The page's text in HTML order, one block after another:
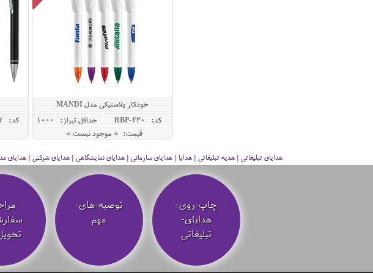
خودکار پلاستیکی مدل MANDI
کد: RBP-430
حداقل تيراژ: 1000
قیمت: « موجود نیست »
کد: GBP-P127
هدایای تبلیغاتی | هدیه تبلیغاتی | هدایا | هدایای سازمانی | هدایای نمایشگاهی | هدایای شرکتی |
چاپ-روی-
هدایای-
تبلیغاتی
توصیه‌-های-
مهم